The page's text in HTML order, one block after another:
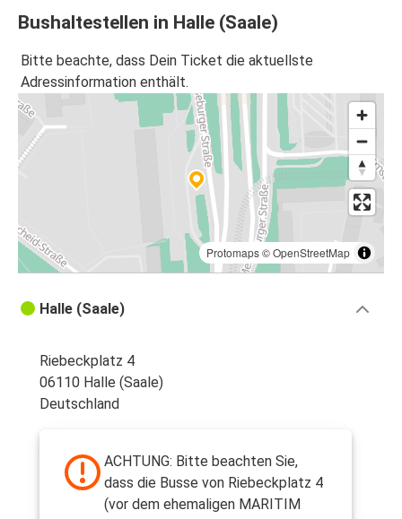
Bushaltestellen in Halle (Saale)
Bitte beachte, dass Dein Ticket die aktuellste
Adressinformation enthält.
Protomaps©OpenStreetMap
Halle (Saale)
Riebeckplatz 4
06110 Halle (Saale)
Deutschland
ACHTUNG: Bitte beachten Sie,
dass die Busse von Riebeckplatz 4
(vor dem ehemaligen MARITIM